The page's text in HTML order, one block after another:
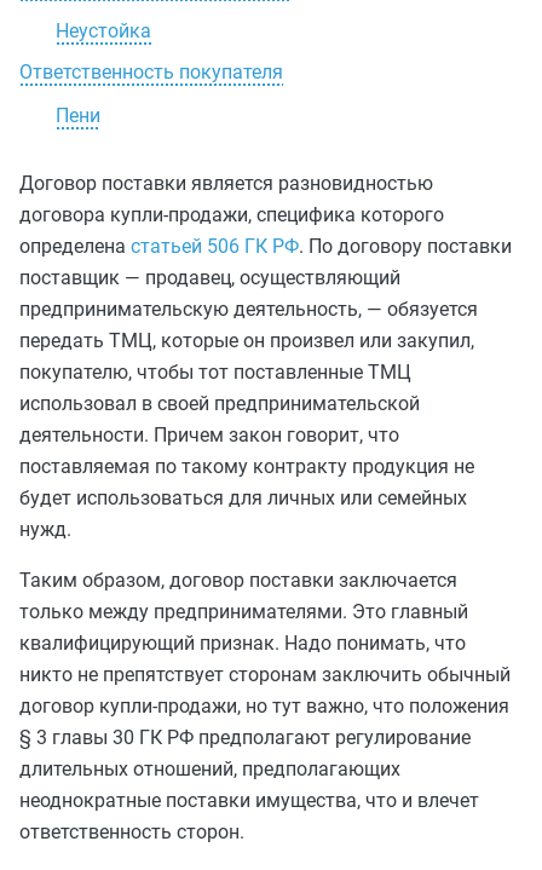
Неустойка
Ответственность покупателя
Пени
Договор поставки является разновидностью
договора купли-продажи, специфика которого
определена статьей 506 ГК РФ. По договору поставки
поставщик — продавец, осуществляющий
предпринимательскую деятельность, — обязуется
передать ТМЦ, которые он произвел или закупил,
покупателю, чтобы тот поставленные ТМЦ
использовал в своей предпринимательской
деятельности. Причем закон говорит, что
поставляемая по такому контракту продукция не
будет использоваться для личных или семейных
нужд.
Таким образом, договор поставки заключается
только между предпринимателями. Это главный
квалифицирующий признак. Надо понимать, что
никто не препятствует сторонам заключить обычный
договор купли-продажи, но тут важно, что положения
§ 3 главы 30 ГК РФ предполагают регулирование
длительных отношений, предполагающих
неоднократные поставки имущества, что и влечет
ответственность сторон.